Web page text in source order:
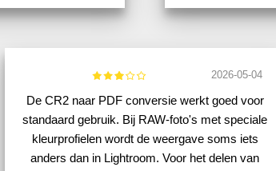
2026-05-04
De CR2 naar PDF conversie werkt goed voor
standaard gebruik. Bij RAW-foto's met speciale
kleurprofielen wordt de weergave soms iets
anders dan in Lightroom. Voor het delen van